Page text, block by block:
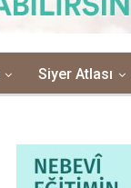
Siyer Atlası